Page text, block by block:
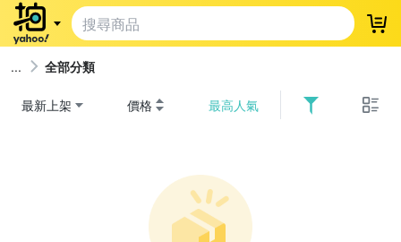
登
全部分類
最新上架 價格 最高人氣